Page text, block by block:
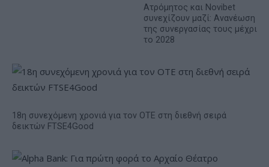
Ατρόμητος και Novibet
συνεχίζουν μαζί: Ανανέωση
της συνεργασίας τους μέχρι
το 2028
18η συνεχόμενη χρονιά για τον ΟΤΕ στη διεθνή σειρά
δεικτών FTSE4Good